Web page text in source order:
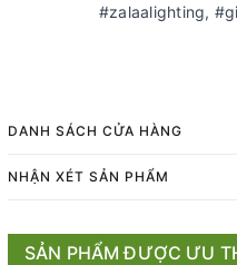
#zalaalighting,
DANH SÁCH CỬA HÀNG
NHẬN XÉT SẢN PHẨM
SẢN PHẨM ĐƯỢC ƯU